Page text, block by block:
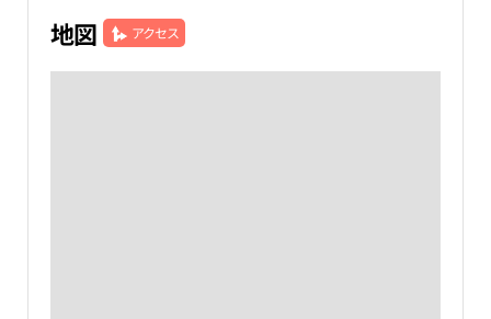
地図 アクセス